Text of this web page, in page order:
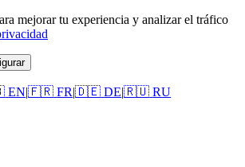
mejorar tu experiencia y analizar el tráfico
EN|🇫🇷 FR|🇩🇪 DE|🇷🇺 RU